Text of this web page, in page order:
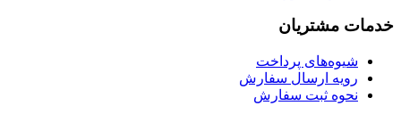
خدمات مشتریان
شیوه‌های پرداخت
رویه ارسال سفارش
نحوه ثبت سفارش